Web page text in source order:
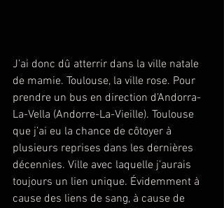
J’ai donc dû atterrir dans la ville natale
de mamie. Toulouse, la ville rose. Pour
prendre un bus en direction d’Andorra-
La-Vella (Andorre-La-Vieille). Toulouse
que j’ai eu la chance de côtoyer à
plusieurs reprises dans les dernières
décennies. Ville avec laquelle j’aurais
toujours un lien unique. Évidemment à
cause des liens de sang, à cause de